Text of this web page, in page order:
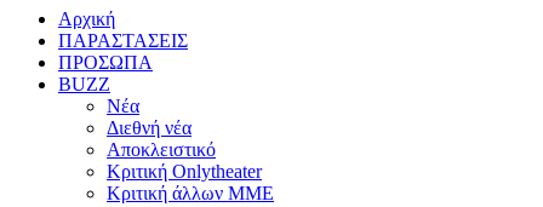
Αρχική
ΠΑΡΑΣΤΑΣΕΙΣ
ΠΡΟΣΩΠΑ
BUZZ
Νέα
Διεθνή νέα
Αποκλειστικό
Κριτική Onlytheater
Κριτική άλλων ΜΜΕ